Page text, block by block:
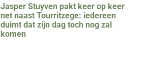
Jasper Stuyven pakt keer op keer
net naast Tourritzege: iedereen
duimt dat zijn dag toch nog zal
komen